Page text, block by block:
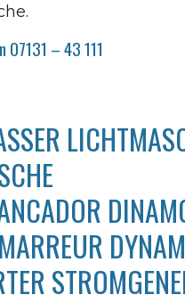
07131 – 43 111